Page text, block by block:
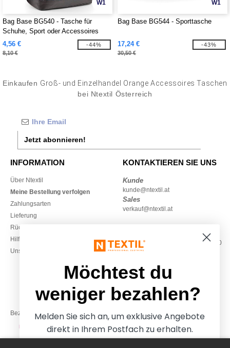
W1
Bag Base BG540 - Tasche für
Schuhe, Sport oder Accessoires
4,56 €
8,10 €
-44%
W1
Bag Base BG544 - Sporttasche
17,24 €
30,50 €
-43%
Einkaufen Groß- und Einzelhandel Orange Accessoires Taschen
bei Ntextil Österreich
Jetzt abonnieren!
INFORMATION
Über Ntextil
Meine Bestellung verfolgen
Zahlungsarten
Lieferung
Rückerstattungen / Rückgaben
Hilfe & FAQs
Unsere Engagements
KONTAKTIEREN SIE UNS
Kunde
kunde@ntextil.at
Sales
verkauf@ntextil.at
Montag – Donnerstag: 10:00–13:00
& 14:00–17:30
Freitag: 10:00–14:00
Bezahlung mit
Möchtest du
weniger bezahlen?
Melden Sie sich an, um exklusive Angebote
direkt in Ihrem Postfach zu erhalten.